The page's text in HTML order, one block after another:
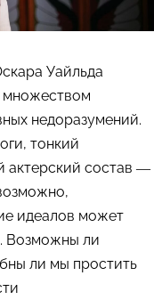
Уайльда
множеством
недоразумений.
тонкий
актерский состав —
идеалов может
Возможны ли
ли мы простить